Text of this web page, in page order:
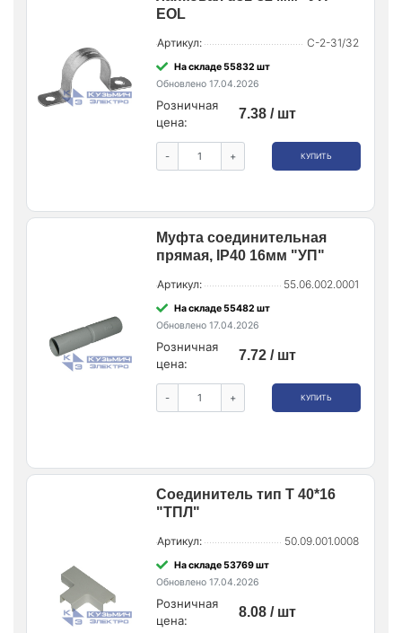
EOL
Артикул: С-2-31/32
На складе 55832 шт
Обновлено 17.04.2026
Розничная
цена:
7.38 / шт
- + КУПИТЬ
Муфта соединительная
прямая, IP40 16мм "УП"
Артикул: 55.06.002.0001
На складе 55482 шт
Обновлено 17.04.2026
Розничная
цена:
7.72 / шт
- + КУПИТЬ
Соединитель тип Т 40*16
"ТПЛ"
Артикул: 50.09.001.0008
На складе 53769 шт
Обновлено 17.04.2026
Розничная
цена:
8.08 / шт